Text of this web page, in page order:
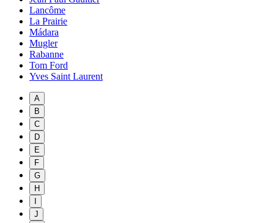
Lancôme
La Prairie
Mádara
Mugler
Rabanne
Tom Ford
Yves Saint Laurent
A
B
C
D
E
F
G
H
J